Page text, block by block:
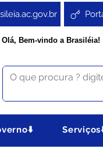
Olá, Bem-vindo a Brasiléia!